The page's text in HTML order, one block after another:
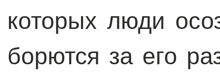
которых люди
борются за его